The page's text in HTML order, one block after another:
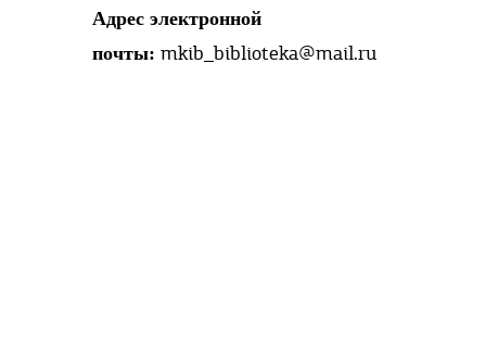
Адрес электронной
почты: mkib_biblioteka@mail.ru